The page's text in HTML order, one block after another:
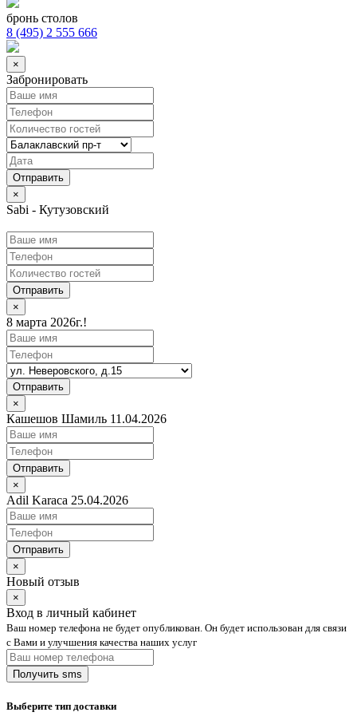
бронь столов
8 (495) 2 555 666
×
Забронировать
×
Sabi - Кутузовский
Отправить
×
8 марта 2026г.!
Отправить
×
Кашешов Шамиль 11.04.2026
Отправить
×
Adil Karaca 25.04.2026
Отправить
×
Новый отзыв
×
Вход в личный кабинет
Ваш номер телефона не будет опубликован. Он будет использован для связи
с Вами и улучшения качества наших услуг
Выберите тип доставки